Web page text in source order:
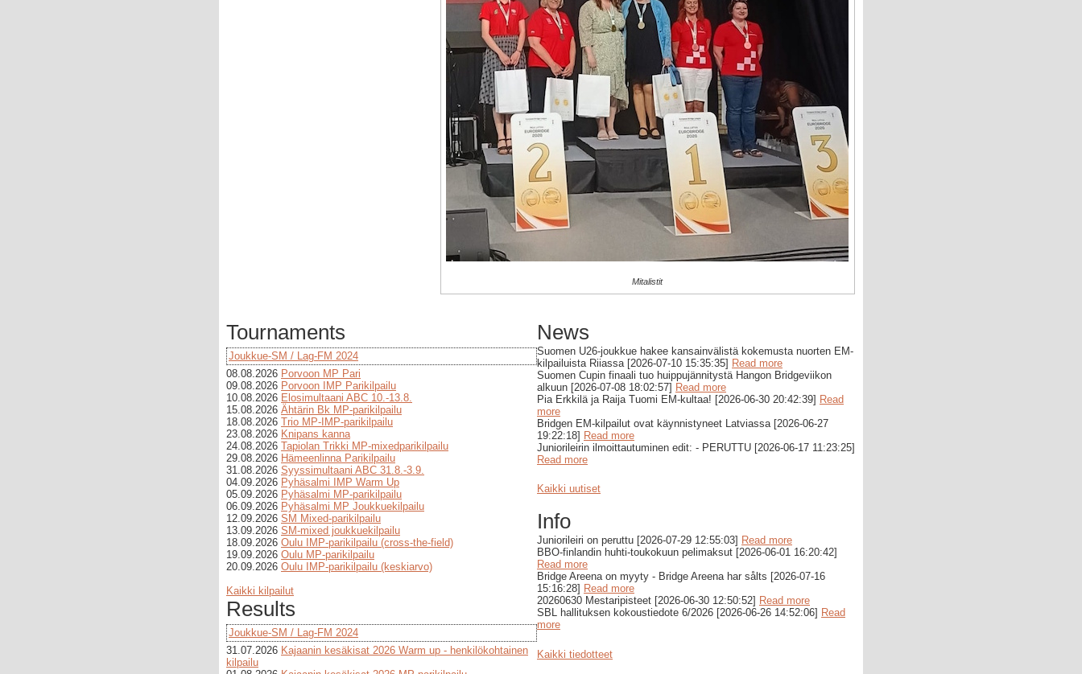
Mitalistit
News
Suomen U26-joukkue hakee kansainvälistä kokemusta nuorten EM-
kilpailuista Riiassa [2026-07-10 15:35:35] Read more
Suomen Cupin finaali tuo huippujännitystä Hangon Bridgeviikon
alkuun [2026-07-08 18:02:57] Read more
Pia Erkkilä ja Raija Tuomi EM-kultaa! [2026-06-30 20:42:39] Read
more
Bridgen EM-kilpailut ovat käynnistyneet Latviassa [2026-06-27
19:22:18] Read more
Juniorileirin ilmoittautuminen edit: - PERUTTU [2026-06-17 11:23:25]
Read more
Kaikki uutiset
Info
Juniorileiri on peruttu [2026-07-29 12:55:03] Read more
BBO-finlandin huhti-toukokuun pelimaksut [2026-06-01 16:20:42]
Read more
Bridge Areena on myyty - Bridge Areena har sålts [2026-07-16
15:16:28] Read more
20260630 Mestaripisteet [2026-06-30 12:50:52] Read more
SBL hallituksen kokoustiedote 6/2026 [2026-06-26 14:52:06] Read
more
Kaikki tiedotteet
Tournaments
Joukkue-SM / Lag-FM 2024
08.08.2026 Porvoon MP Pari
09.08.2026 Porvoon IMP Parikilpailu
10.08.2026 Elosimultaani ABC 10.-13.8.
15.08.2026 Ähtärin Bk MP-parikilpailu
18.08.2026 Trio MP-IMP-parikilpailu
23.08.2026 Knipans kanna
24.08.2026 Tapiolan Trikki MP-mixedparikilpailu
29.08.2026 Hämeenlinna Parikilpailu
31.08.2026 Syyssimultaani ABC 31.8.-3.9.
04.09.2026 Pyhäsalmi IMP Warm Up
05.09.2026 Pyhäsalmi MP-parikilpailu
06.09.2026 Pyhäsalmi MP Joukkuekilpailu
12.09.2026 SM Mixed-parikilpailu
13.09.2026 SM-mixed joukkuekilpailu
18.09.2026 Oulu IMP-parikilpailu (cross-the-field)
19.09.2026 Oulu MP-parikilpailu
20.09.2026 Oulu IMP-parikilpailu (keskiarvo)
Kaikki kilpailut
Results
Joukkue-SM / Lag-FM 2024
31.07.2026 Kajaanin kesäkisat 2026 Warm up - henkilökohtainen
kilpailu